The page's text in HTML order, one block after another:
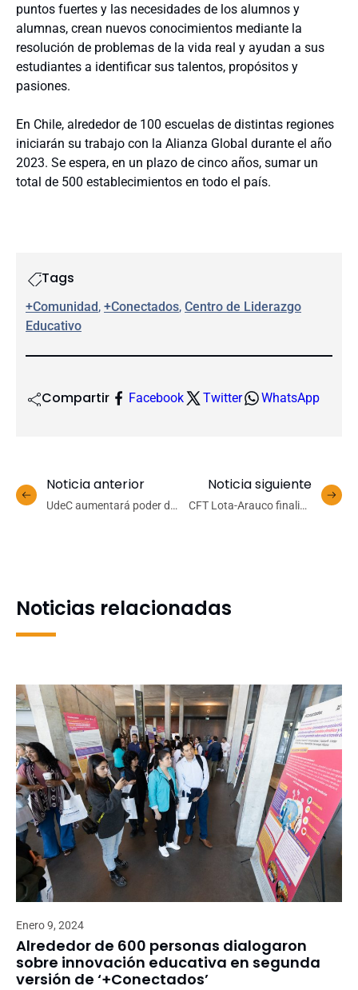
puntos fuertes y las necesidades de los alumnos y
alumnas, crean nuevos conocimientos mediante la
resolución de problemas de la vida real y ayudan a sus
estudiantes a identificar sus talentos, propósitos y
pasiones.
En Chile, alrededor de 100 escuelas de distintas regiones
iniciarán su trabajo con la Alianza Global durante el año
2023. Se espera, en un plazo de cinco años, sumar un
total de 500 establecimientos en todo el país.
Tags
+Comunidad, +Conectados, Centro de Liderazgo
Educativo
Compartir Facebook Twitter WhatsApp
Noticia anterior
UdeC aumentará poder de
Noticia siguiente
CFT Lota-Arauco finaliza
Noticias relacionadas
Enero 9, 2024
Alrededor de 600 personas dialogaron
sobre innovación educativa en segunda
versión de ‘+Conectados’